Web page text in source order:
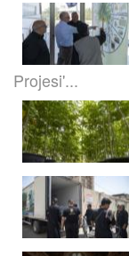
Projesi'...